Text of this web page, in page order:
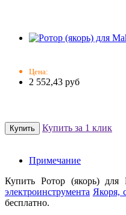
Цена:
2 552,43 руб
Купить за 1 клик
Примечание
Купить Ротор (якорь)
электроинструмента Якоря,
бесплатно.